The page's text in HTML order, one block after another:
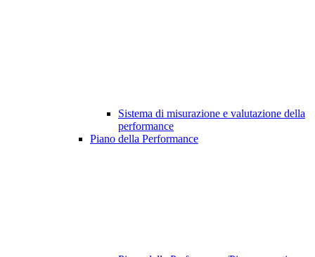
Sistema di misurazione e valutazione della
performance
Piano della Performance